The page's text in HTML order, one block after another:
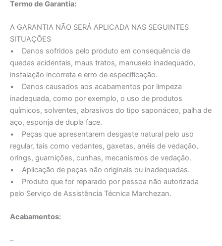
Termo de Garantia:
A GARANTIA NÃO SERÁ APLICADA NAS SEGUINTES
SITUAÇÕES
• Danos sofridos pelo produto em consequência de
quedas acidentais, maus tratos, manuseio inadequado,
instalação incorreta e erro de especificação.
• Danos causados aos acabamentos por limpeza
inadequada, como por exemplo, o uso de produtos
químicos, solventes, abrasivos do tipo saponáceo, palha de
aço, esponja de dupla face.
• Peças que apresentarem desgaste natural pelo uso
regular, tais como vedantes, gaxetas, anéis de vedação,
orings, guarnições, cunhas, mecanismos de vedação.
• Aplicação de peças não originais ou inadequadas.
• Produto que for reparado por pessoa não autorizada
pelo Serviço de Assistência Técnica Marchezan.
Acabamentos:
–